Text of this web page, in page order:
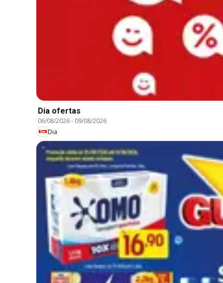
Dia ofertas
06/08/2026- 09/08/2026
Dia